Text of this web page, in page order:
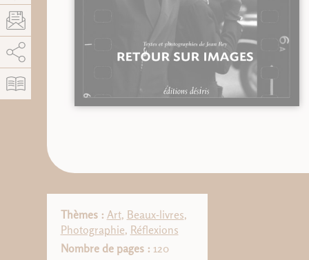
Thèmes : Art, Beaux-livres,
Photographie, Réflexions
Nombre de pages : 120
AddThis est désactivé. Autoriser